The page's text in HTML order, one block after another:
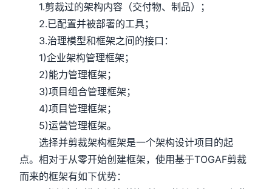
1.剪裁过的架构内容（交付物、制品）；
2.已配置并被部署的工具；
3.治理模型和框架之间的接口：
1)企业架构管理框架；
2)能力管理框架；
3)项目组合管理框架；
4)项目管理框架；
5)运营管理框架。
选择并剪裁架构框架是一个架构设计项目的起
点。相对于从零开始创建框架，使用基于TOGAF剪裁
而来的框架有如下优势：